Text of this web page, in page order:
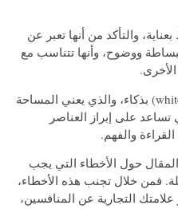
والتأكد من أنها تعبر عن
ووضوح، وأنها تتناسب مع
– استخدام الفراغ الأبيض (white space) بذكاء، والذي يعني المساحة
تساعد على إبراز العناصر
والفهم.
حول الأخطاء التي يجب
فمن خلال تجنب هذه الأخطاء،
التجارية عن المنافسين،